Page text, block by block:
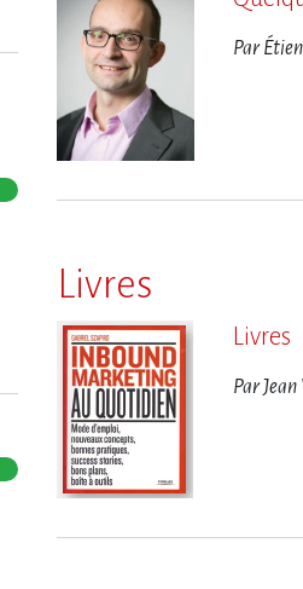
Par
Livres
Livres
Par